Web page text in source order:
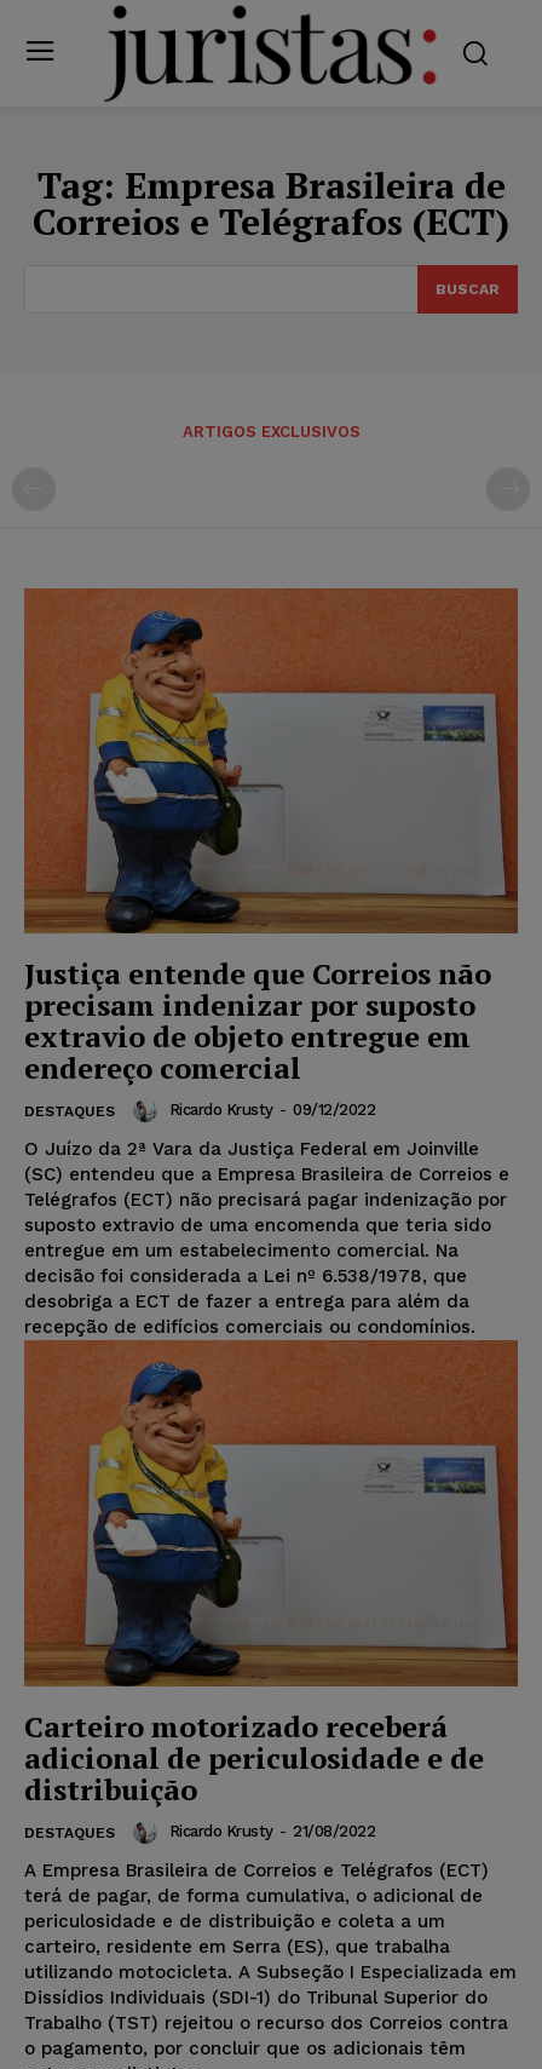
Tag: Empresa Brasileira de
Correios e Telégrafos (ECT)
BUSCAR
ARTIGOS EXCLUSIVOS
Justiça entende que Correios não
precisam indenizar por suposto
extravio de objeto entregue em
endereço comercial
DESTAQUES Ricardo Krusty - 09/12/2022
O Juízo da 2ª Vara da Justiça Federal em Joinville
(SC) entendeu que a Empresa Brasileira de Correios e
Telégrafos (ECT) não precisará pagar indenização por
suposto extravio de uma encomenda que teria sido
entregue em um estabelecimento comercial. Na
decisão foi considerada a Lei nº 6.538/1978, que
desobriga a ECT de fazer a entrega para além da
recepção de edifícios comerciais ou condomínios.
Carteiro motorizado receberá
adicional de periculosidade e de
distribuição
DESTAQUES Ricardo Krusty - 21/08/2022
A Empresa Brasileira de Correios e Telégrafos (ECT)
terá de pagar, de forma cumulativa, o adicional de
periculosidade e de distribuição e coleta a um
carteiro, residente em Serra (ES), que trabalha
utilizando motocicleta. A Subseção I Especializada em
Dissídios Individuais (SDI-1) do Tribunal Superior do
Trabalho (TST) rejeitou o recurso dos Correios contra
o pagamento, por concluir que os adicionais têm